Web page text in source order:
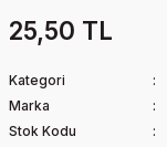
25,50 TL
Kategori
Marka
Stok Kodu